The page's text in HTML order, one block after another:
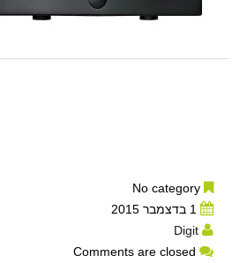
1 בדצמבר 2015
Digit
Comments are closed